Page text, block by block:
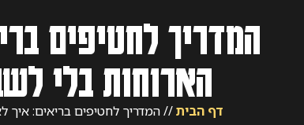
המדריך לחטיפים
הארוחות בלי
דף הבית//המדריך לחטיפים בריאים: איך